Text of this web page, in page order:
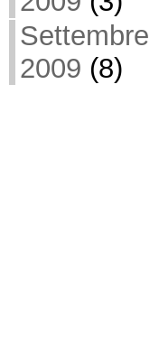
Settembre
2009 (8)